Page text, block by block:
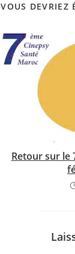
VOUS DEVRIEZ
Retour sur le